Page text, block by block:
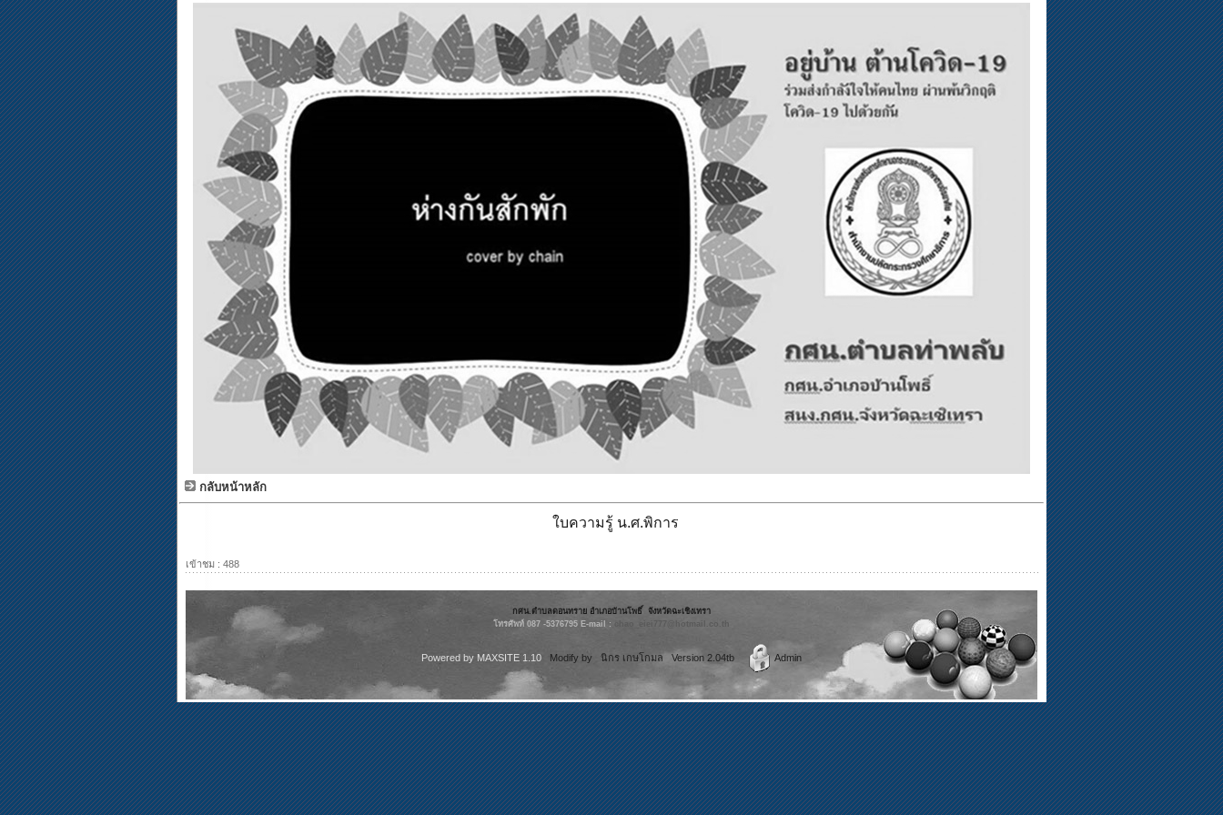
กลับหน้าหลัก
ใบความรู้ น.ศ.พิการ
เข้าชม : 488
กศน.ตำบลดอนทราย อำเภอบ้านโพธิ์ จังหวัดฉะเชิงเทรา
โทรศัพท์ 087 -5376795 E-mail :
@hotmail.co.th
Powered by MAXSITE 1.10 Modify by นิกร เกษโกมล Version 2.04tb Admin